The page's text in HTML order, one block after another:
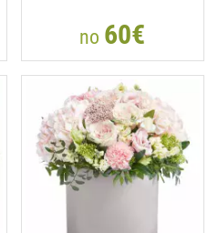
no 60€